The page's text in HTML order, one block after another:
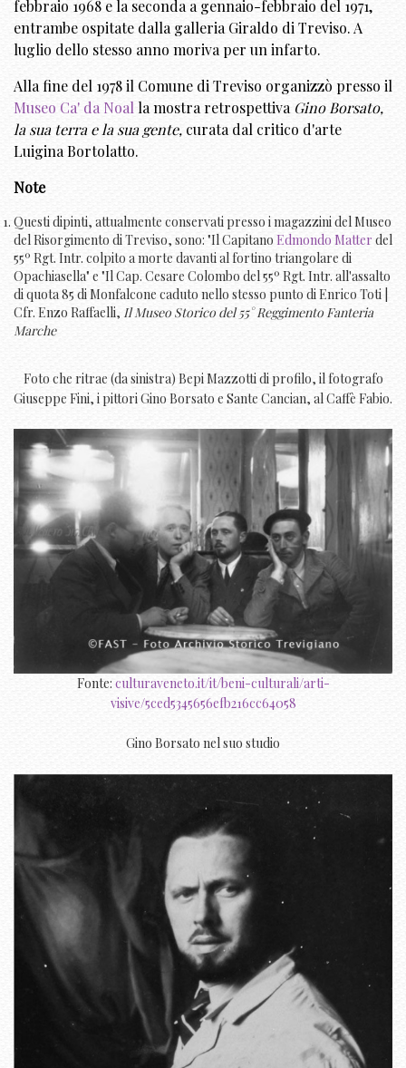
febbraio 1968 e la seconda a gennaio-febbraio del 1971,
entrambe ospitate dalla galleria Giraldo di Treviso. A
luglio dello stesso anno moriva per un infarto.
Alla fine del 1978 il Comune di Treviso organizzò presso il
Museo Ca' da Noal la mostra retrospettiva Gino Borsato,
la sua terra e la sua gente, curata dal critico d'arte
Luigina Bortolatto.
Note
Questi dipinti, attualmente conservati presso i magazzini del Museo
del Risorgimento di Treviso, sono: "Il Capitano Edmondo Matter del
55º Rgt. Intr. colpito a morte davanti al fortino triangolare di
Opachiasella" e "Il Cap. Cesare Colombo del 55º Rgt. Intr. all'assalto
di quota 85 di Monfalcone caduto nello stesso punto di Enrico Toti |
Cfr. Enzo Raffaelli, Il Museo Storico del 55° Reggimento Fanteria
Marche
Foto che ritrae (da sinistra) Bepi Mazzotti di profilo, il fotografo
Giuseppe Fini, i pittori Gino Borsato e Sante Cancian, al Caffè Fabio.
Fonte: culturaveneto.it/it/beni-culturali/arti-
visive/5ced5345656efb216cc64058
Gino Borsato nel suo studio